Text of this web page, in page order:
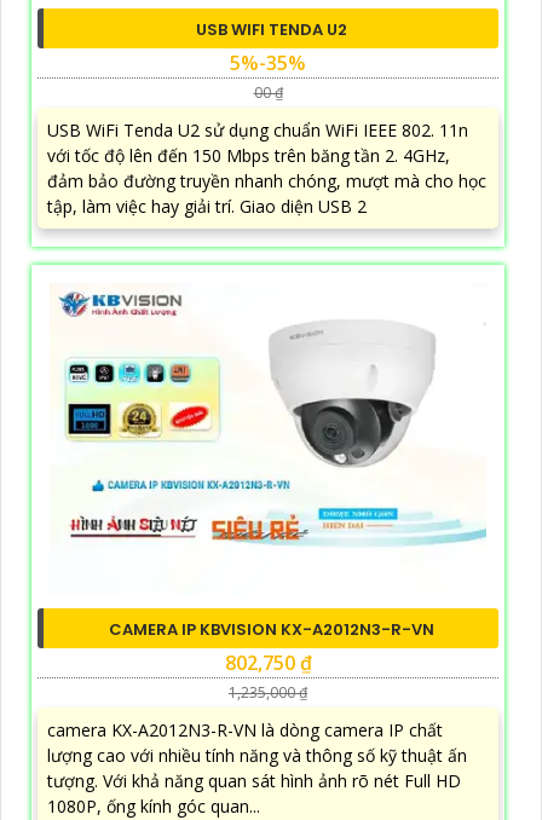
USB WIFI TENDA U2
5%-35%
00 ₫
USB WiFi Tenda U2 sử dụng chuẩn WiFi IEEE 802. 11n
với tốc độ lên đến 150 Mbps trên băng tần 2. 4GHz,
đảm bảo đường truyền nhanh chóng, mượt mà cho học
tập, làm việc hay giải trí. Giao diện USB 2
CAMERA IP KBVISION KX-A2012N3-R-VN
802,750 ₫
1,235,000 ₫
camera KX-A2012N3-R-VN là dòng camera IP chất
lượng cao với nhiều tính năng và thông số kỹ thuật ấn
tượng. Với khả năng quan sát hình ảnh rõ nét Full HD
1080P, ống kính góc quan...